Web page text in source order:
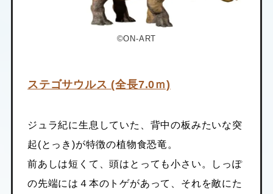
©ON-ART
ステゴサウルス (全長7.0ｍ)
ジュラ紀に生息していた、背中の板みたいな突
起(とっき)が特徴の植物食恐竜。
前あしは短くて、頭はとっても小さい。しっぽ
の先端には４本のトゲがあって、それを敵にた